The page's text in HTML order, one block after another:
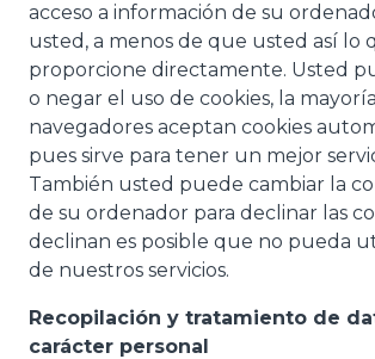
acceso a información de su
usted, a menos de que usted así lo
proporcione directamente. Usted
o negar el uso de cookies, la
navegadores aceptan cookies
pues sirve para tener un mejor
También usted puede cambiar la
de su ordenador para declinar las
declinan es posible que no pueda
de nuestros servicios.
Recopilación y tratamiento de
carácter personal